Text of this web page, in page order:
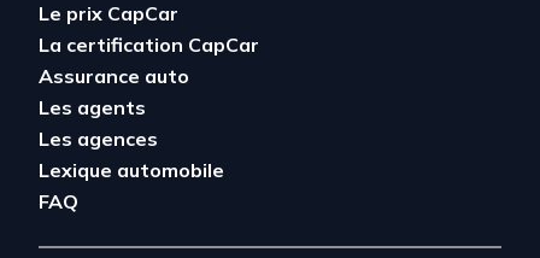
Le prix CapCar
La certification CapCar
Assurance auto
Les agents
Les agences
Lexique automobile
FAQ